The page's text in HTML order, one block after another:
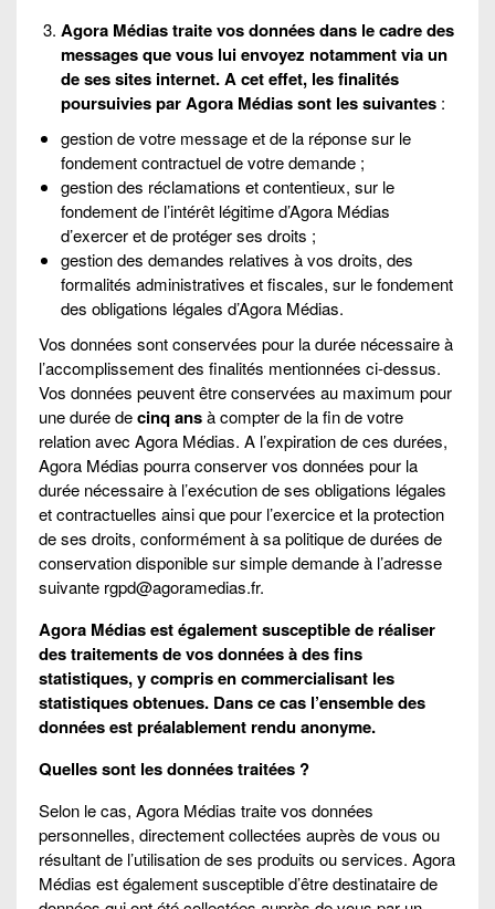
Agora Médias traite vos données dans le cadre des
messages que vous lui envoyez notamment via un
de ses sites internet. A cet effet, les finalités
poursuivies par Agora Médias sont les suivantes :
gestion de votre message et de la réponse sur le
fondement contractuel de votre demande ;
gestion des réclamations et contentieux, sur le
fondement de l’intérêt légitime d’Agora Médias
d’exercer et de protéger ses droits ;
gestion des demandes relatives à vos droits, des
formalités administratives et fiscales, sur le fondement
des obligations légales d’Agora Médias.
Vos données sont conservées pour la durée nécessaire à
l’accomplissement des finalités mentionnées ci-dessus.
Vos données peuvent être conservées au maximum pour
une durée decinq ansà compter de la fin de votre
relation avec Agora Médias. A l’expiration de ces durées,
Agora Médias pourra conserver vos données pour la
durée nécessaire à l’exécution de ses obligations légales
et contractuelles ainsi que pour l’exercice et la protection
de ses droits, conformément à sa politique de durées de
conservation disponible sur simple demande à l’adresse
suivante rgpd@agoramedias.fr.
Agora Médias est également susceptible de réaliser
des traitements de vos données à des fins
statistiques, y compris en commercialisant les
statistiques obtenues. Dans ce cas l’ensemble des
données est préalablement rendu anonyme.
Quelles sont les données traitées ?
Selon le cas, Agora Médias traite vos données
personnelles, directement collectées auprès de vous ou
résultant de l’utilisation de ses produits ou services. Agora
Médias est également susceptible d’être destinataire de